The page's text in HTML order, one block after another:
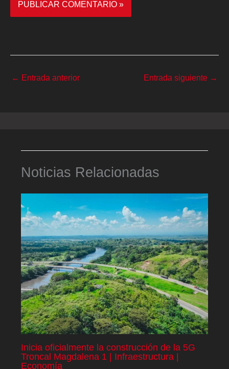
← Entrada anterior Entrada siguiente →
Noticias Relacionadas
Inicia oficialmente la construcción de la 5G
Troncal Magdalena 1 | Infraestructura |
Economía